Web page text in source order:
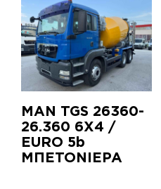
MAN TGS 26360-
26.360 6X4 /
EURO 5b
ΜΠΕΤΟΝΙΕΡΑ